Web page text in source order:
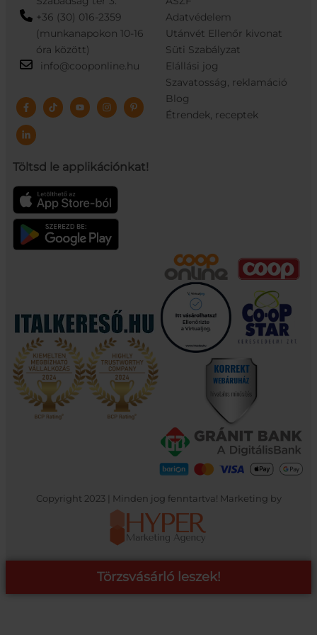
+36 (30) 016-2359
(munkanapokon 10-16
óra között)
info@cooponline.hu
Töltsd le applikációnkat!
Adatvédelem
Utánvét Ellenőr kivonat
Süti Szabályzat
Elállási jog
Szavatosság, reklamáció
Blog
Étrendek, receptek
Copyright 2023 | Minden jog fenntartva! Marketing by
Törzsvásárló leszek!